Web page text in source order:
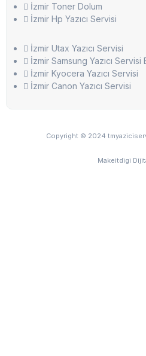
İzmir Toner Dolum
İzmir Hp Yazıcı Servisi
İzmir Utax Yazıcı Servisi
İzmir Samsung Yazıcı
İzmir Kyocera Yazıcı Servisi
İzmir Canon Yazıcı Servisi
Copyright © 2024
Makeitdigi